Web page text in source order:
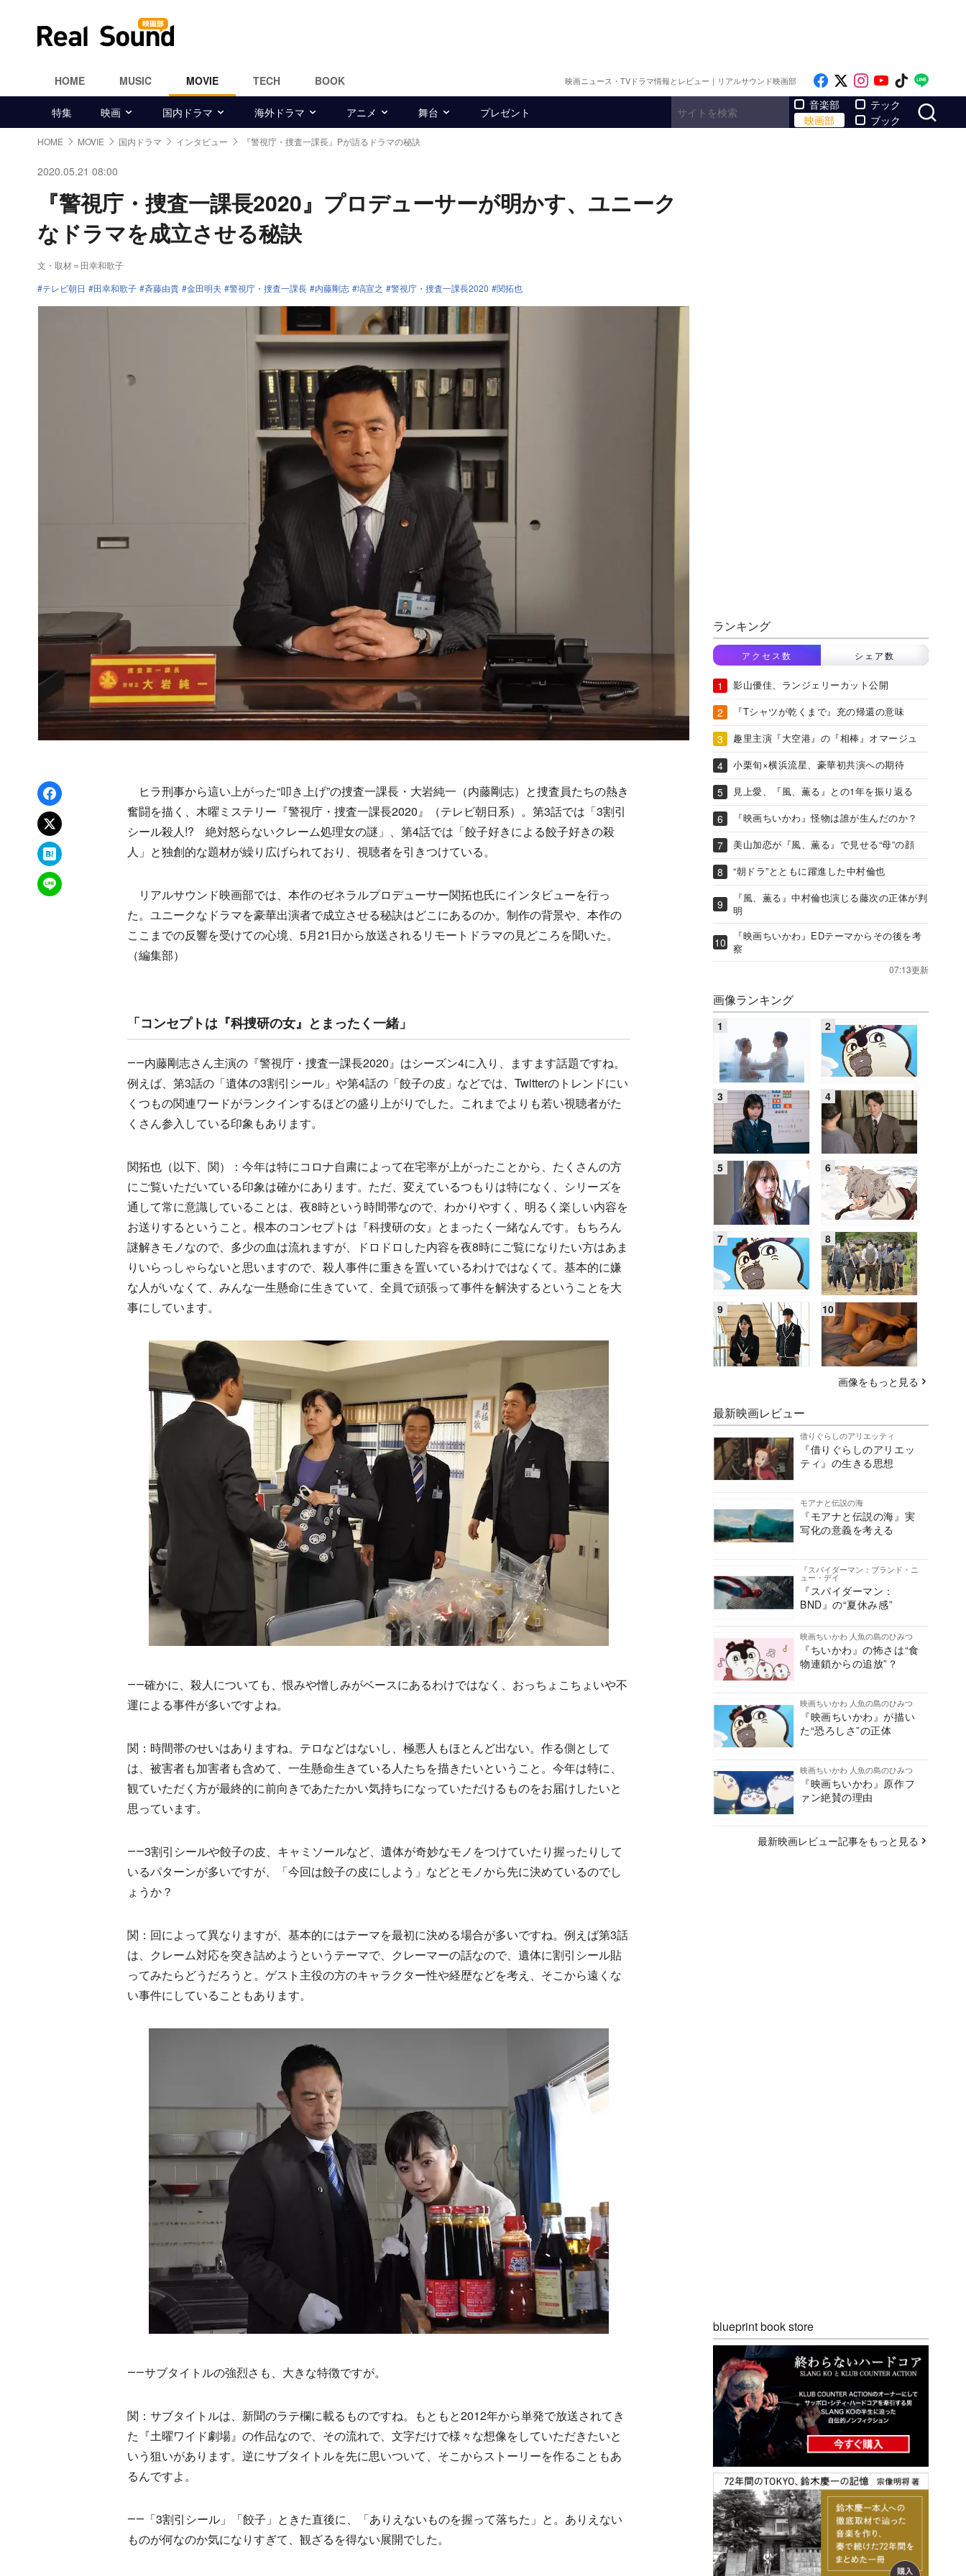
HOME MUSIC MOVIE TECH BOOK 映画ニュース・TVドラマ情報とレビュー｜リアルサウンド映画部 Like on Facebook
Follow on x
Follow on
Follow on
Follow
特集 映画 国内ドラマ 海外ドラマ アニメ 舞台 プレゼント
音楽部
映画部
テック
ブック
HOME MOVIE 国内ドラマ インタビュー 『警視庁・捜査一課長』Pが語るドラマの秘訣
2020.05.21 08:00
『警視庁・捜査一課長2020』プロデューサーが明かす、ユニーク
なドラマを成立させる秘訣
文・取材＝田幸和歌子
テレビ朝日
田幸和歌子 斉藤由貴 金田明夫 警視庁・捜査一課長 内藤剛志 塙宣之 警視庁・捜査一課長2020 関拓也
Facebookでシェア
xでポスト
はてなブックマーク
LINEで送る
ヒラ刑事から這い上がった“叩き上げ”の捜査一課長・大岩純一（内藤剛志）と捜査員たちの熱き
奮闘を描く、木曜ミステリー『警視庁・捜査一課長2020』（テレビ朝日系）。第3話では「3割引
シール殺人!? 絶対怒らないクレーム処理女の謎」、第4話では「餃子好きによる餃子好きの殺
人」と独創的な題材が繰り広げられており、視聴者を引きつけている。
リアルサウンド映画部では、本作のゼネラルプロデューサー関拓也氏にインタビューを行っ
た。ユニークなドラマを豪華出演者で成立させる秘訣はどこにあるのか。制作の背景や、本作の
ここまでの反響を受けての心境、5月21日から放送されるリモートドラマの見どころを聞いた。
（編集部）
「コンセプトは『科捜研の女』とまったく一緒」
――内藤剛志さん主演の『警視庁・捜査一課長2020』はシーズン4に入り、ますます話題ですね。
例えば、第3話の「遺体の3割引シール」や第4話の「餃子の皮」などでは、Twitterのトレンドにい
くつもの関連ワードがランクインするほどの盛り上がりでした。これまでよりも若い視聴者がた
くさん参入している印象もあります。
関拓也（以下、関）：今年は特にコロナ自粛によって在宅率が上がったことから、たくさんの方
にご覧いただいている印象は確かにあります。ただ、変えているつもりは特になく、シリーズを
通して常に意識していることは、夜8時という時間帯なので、わかりやすく、明るく楽しい内容を
お送りするということ。根本のコンセプトは『科捜研の女』とまったく一緒なんです。もちろん
謎解きモノなので、多少の血は流れますが、ドロドロした内容を夜8時にご覧になりたい方はあま
りいらっしゃらないと思いますので、殺人事件に重きを置いているわけではなくて。基本的に嫌
な人がいなくて、みんな一生懸命に生きていて、全員で頑張って事件を解決するということを大
事にしています。
――確かに、殺人についても、恨みや憎しみがベースにあるわけではなく、おっちょこちょいや不
運による事件が多いですよね。
関：時間帯のせいはありますね。テロなどはないし、極悪人もほとんど出ない。作る側として
は、被害者も加害者も含めて、一生懸命生きている人たちを描きたいということ。今年は特に、
観ていただく方が最終的に前向きであたたかい気持ちになっていただけるものをお届けしたいと
思っています。
――3割引シールや餃子の皮、キャミソールなど、遺体が奇妙なモノをつけていたり握ったりして
いるパターンが多いですが、「今回は餃子の皮にしよう」などとモノから先に決めているのでし
ょうか？
関：回によって異なりますが、基本的にはテーマを最初に決める場合が多いですね。例えば第3話
は、クレーム対応を突き詰めようというテーマで、クレーマーの話なので、遺体に割引シール貼
ってみたらどうだろうと。ゲスト主役の方のキャラクター性や経歴などを考え、そこから遠くな
い事件にしていることもあります。
――サブタイトルの強烈さも、大きな特徴ですが。
関：サブタイトルは、新聞のラテ欄に載るものですね。もともと2012年から単発で放送されてき
た『土曜ワイド劇場』の作品なので、その流れで、文字だけで様々な想像をしていただきたいと
いう狙いがあります。逆にサブタイトルを先に思いついて、そこからストーリーを作ることもあ
るんですよ。
――「3割引シール」「餃子」ときた直後に、「ありえないものを握って落ちた」と。ありえない
ものが何なのか気になりすぎて、観ざるを得ない展開でした。
ランキング
アクセス数 シェア数
影山優佳、ランジェリーカット公開
『Tシャツが乾くまで』充の帰還の意味
趣里主演『大空港』の『相棒』オマージュ
小栗旬×横浜流星、豪華初共演への期待
見上愛、『風、薫る』との1年を振り返る
『映画ちいかわ』怪物は誰が生んだのか？
美山加恋が『風、薫る』で見せる“母”の顔
“朝ドラ”とともに躍進した中村倫也
『風、薫る』中村倫也演じる藤次の正体が判
明
『映画ちいかわ』EDテーマからその後を考
察
07:13更新
画像ランキング
画像をもっと見る
最新映画レビュー
借りぐらしのアリエッティ
『借りぐらしのアリエッ
ティ』の生きる思想
モアナと伝説の海
『モアナと伝説の海』実
写化の意義を考える
『スパイダーマン：ブランド・ニ
ュー・デイ
『スパイダーマン：
BND』の“夏休み感”
映画ちいかわ 人魚の島のひみつ
『ちいかわ』の怖さは“食
物連鎖からの追放”？
映画ちいかわ 人魚の島のひみつ
『映画ちいかわ』が描い
た“恐ろしさ”の正体
映画ちいかわ 人魚の島のひみつ
『映画ちいかわ』原作フ
ァン絶賛の理由
最新映画レビュー記事をもっと見る
blueprint book store